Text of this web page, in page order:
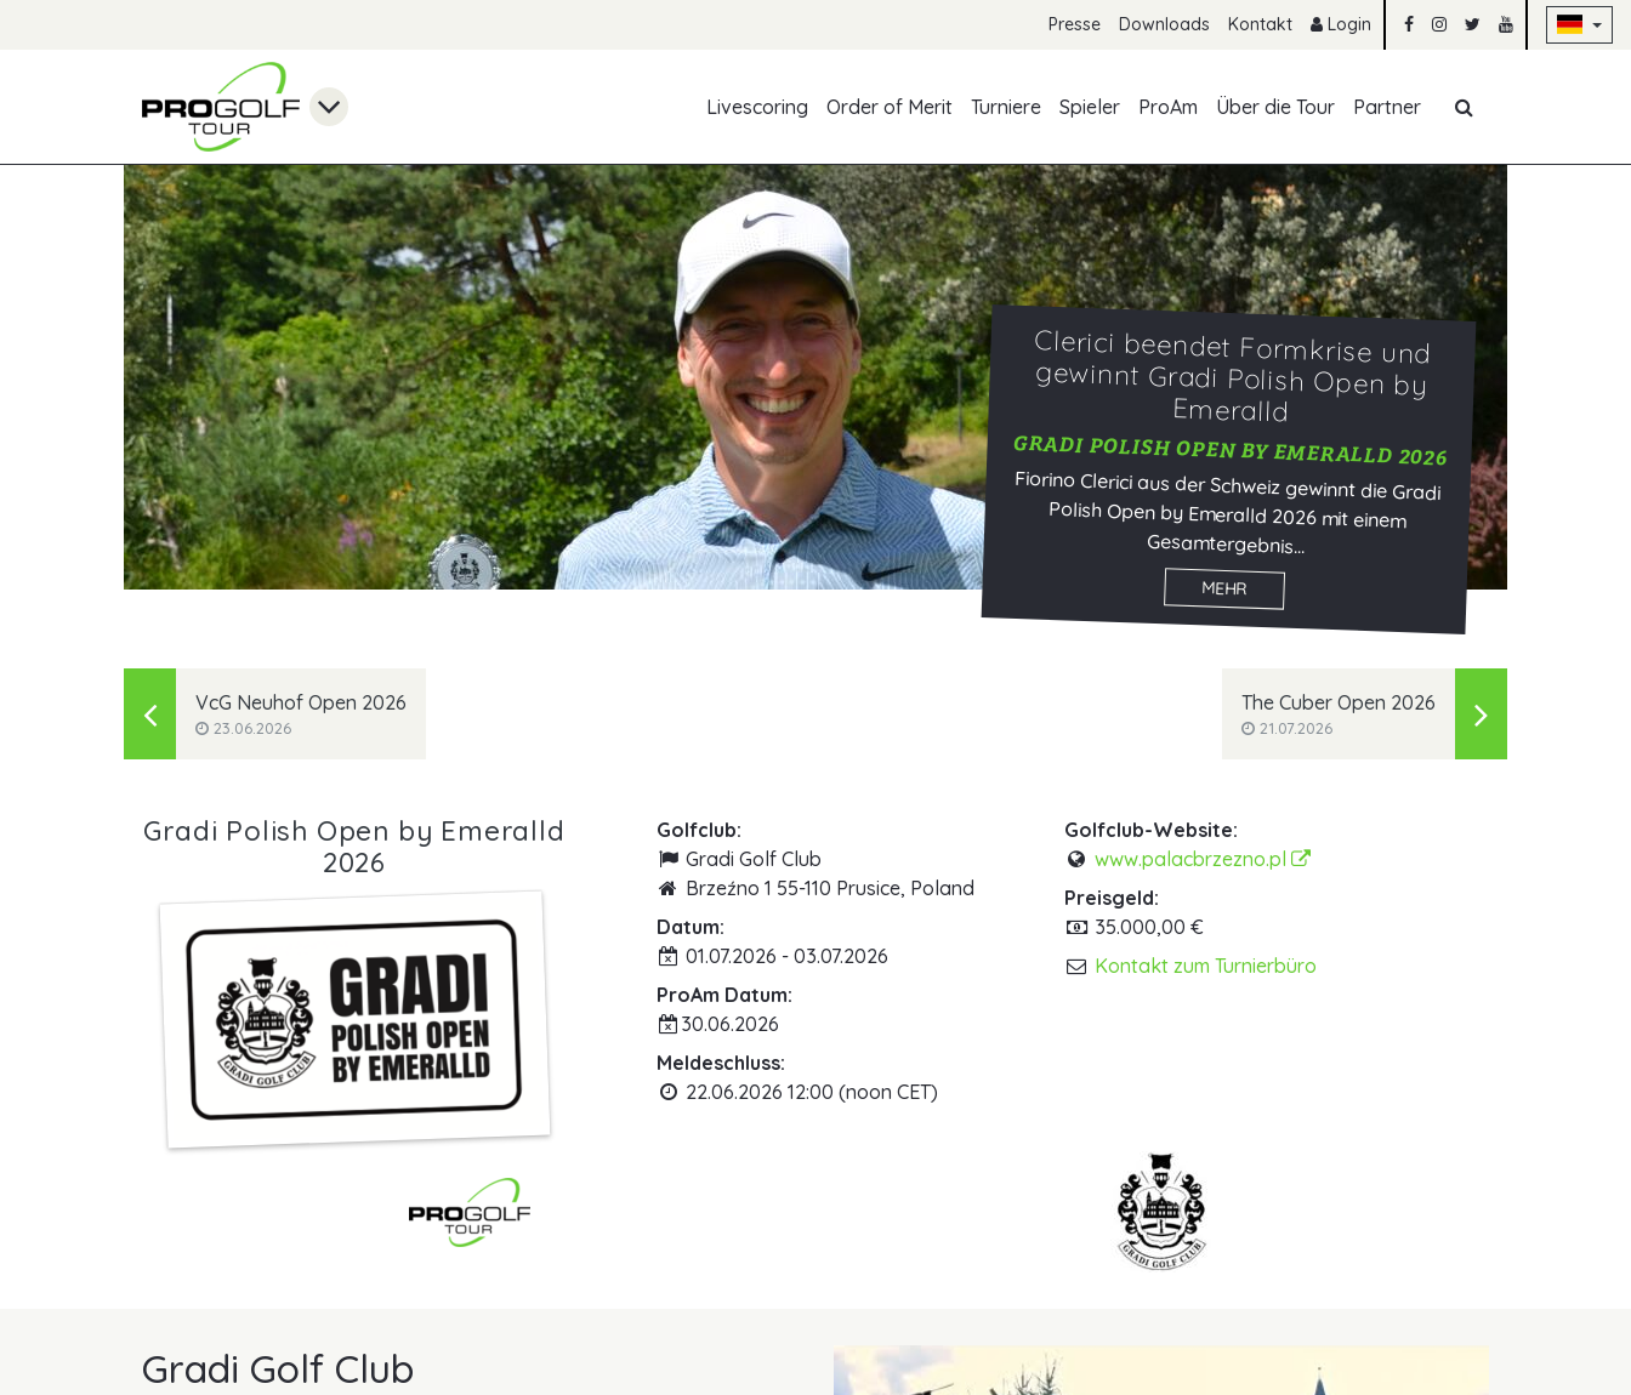
Presse Downloads Kontakt Login
Livescoring
Order of Merit Turniere Spieler ProAm Über die Tour Partner
Clerici beendet Formkrise und
gewinnt Gradi Polish Open by
Emeralld
GRADI POLISH OPEN BY EMERALLD 2026
Fiorino Clerici aus der Schweiz gewinnt die Gradi
Polish Open by Emeralld 2026 mit einem
Gesamtergebnis...
MEHR
VcG Neuhof Open 2026
23.06.2026
The Cuber Open 2026
21.07.2026
Gradi Polish Open by Emeralld
2026
Golfclub:
Gradi Golf Club
Brzeźno 1 55-110 Prusice, Poland
Datum:
01.07.2026 - 03.07.2026
ProAm Datum:
30.06.2026
Meldeschluss:
22.06.2026 12:00 (noon CET)
Golfclub-Website:
www.palacbrzezno.pl
Preisgeld:
35.000,00 €
Kontakt zum Turnierbüro
Gradi Golf Club